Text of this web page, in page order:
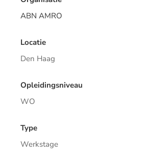
ABN AMRO
Locatie
Den Haag
Opleidingsniveau
WO
Type
Werkstage